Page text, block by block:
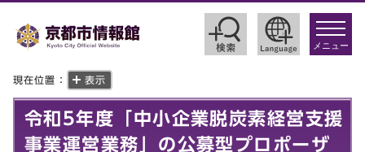
toggle
メニュー
現在位置： 表示
令和5年度「中小企業脱炭素経営支援
事業運営業務」の公募型プロポーザ